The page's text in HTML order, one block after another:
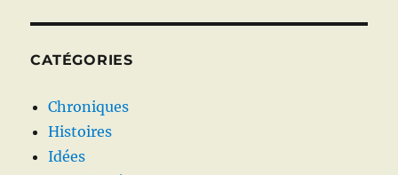
CATÉGORIES
Chroniques
Histoires
Idées